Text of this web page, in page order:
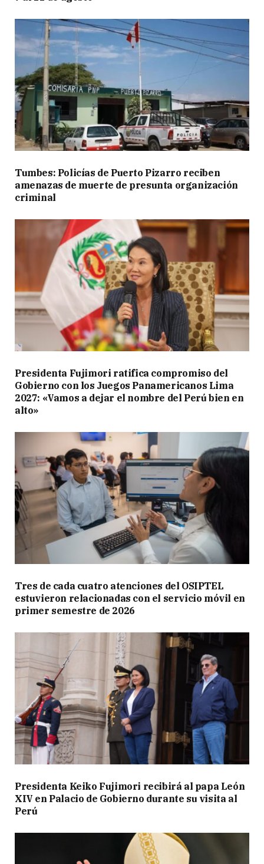
Tumbes: Policías de Puerto Pizarro reciben
amenazas de muerte de presunta organización
criminal
Presidenta Fujimori ratifica compromiso del
Gobierno con los Juegos Panamericanos Lima
2027: «Vamos a dejar el nombre del Perú bien en
alto»
Tres de cada cuatro atenciones del OSIPTEL
estuvieron relacionadas con el servicio móvil en
primer semestre de 2026
Presidenta Keiko Fujimori recibirá al papa León
XIV en Palacio de Gobierno durante su visita al
Perú